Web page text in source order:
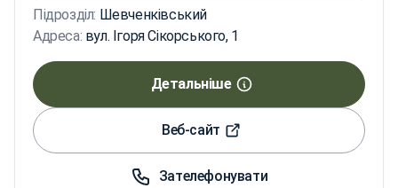
Підрозділ: Шевченківський
Адреса: вул. Ігоря Сікорського, 1
Детальніше
Веб-сайт
Зателефонувати